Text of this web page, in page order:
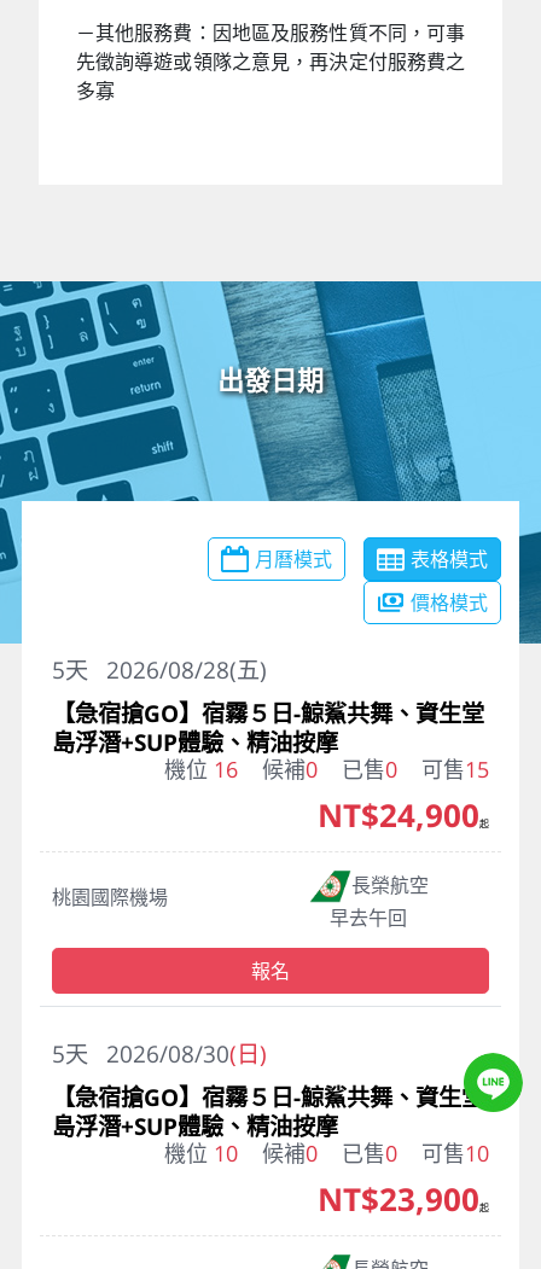
－其他服務費：因地區及服務性質不同，可事
先徵詢導遊或領隊之意見，再決定付服務費之
多寡
出發日期
月曆模式
表格模式
價格模式
2026/08/28(五)
5天
【急宿搶GO】宿霧５日-鯨鯊共舞、資生堂
島浮潛+SUP體驗、精油按摩
機位 16 候補0 已售0 可售15
桃園國際機場
長榮航空
早去午回
NT$24,900起
報名
2026/08/30(日)
5天
【急宿搶GO】宿霧５日-鯨鯊共舞、資生堂
島浮潛+SUP體驗、精油按摩
機位 10 候補0 已售0 可售10
NT$23,900起